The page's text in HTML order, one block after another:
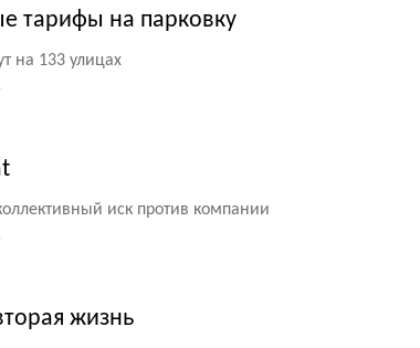
тарифы на парковку
на 133 улицах
иск против компании
жизнь